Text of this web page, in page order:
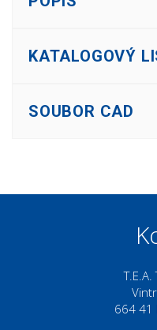
KATALOGOVÝ
SOUBOR CAD
T.E.A.
664 41